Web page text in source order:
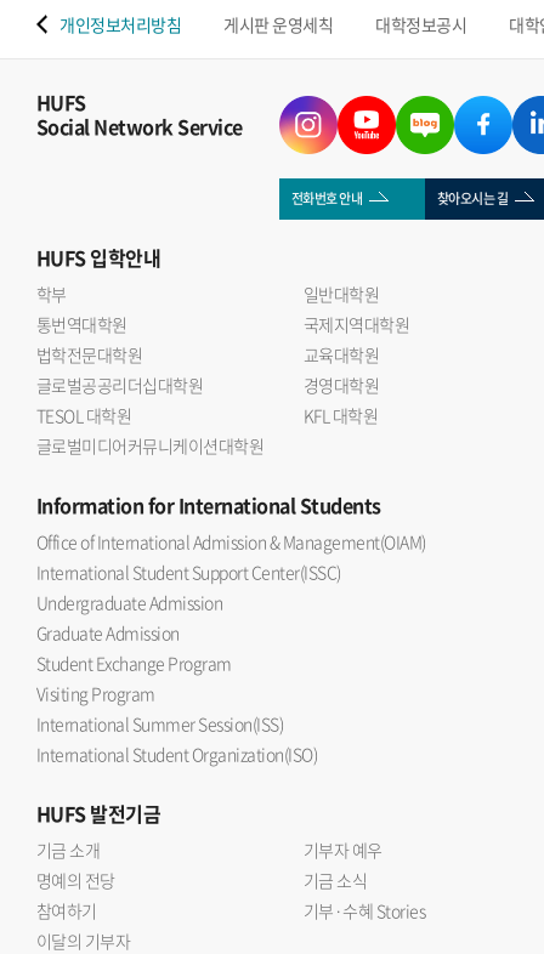
개인정보처리방침 게시판 운영세칙 대학정보공시 대
HUFS
Social Network Service
전화번호 안내 찾아오시는 길
HUFS입학안내
학부
일반대학원
통번역대학원
국제지역대학원
법학전문대학원
교육대학원
글로벌공공리더십대학원
경영대학원
TESOL 대학원
KFL 대학원
글로벌미디어커뮤니케이션대학원
Informationfor International Students
Office of International Admission & Management(OIAM)
International Student Support Center(ISSC)
Undergraduate Admission
Graduate Admission
Student Exchange Program
Visiting Program
International Summer Session(ISS)
International Student Organization(ISO)
HUFS발전기금
기금 소개
기부자 예우
명예의 전당
기금 소식
참여하기
기부·수혜 Stories
이달의 기부자